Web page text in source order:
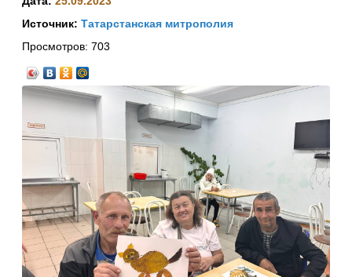
Источник: Татарстанская митрополия
Просмотров: 703